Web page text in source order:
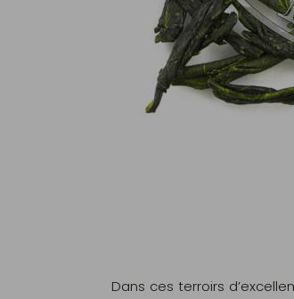
Paiement en ligne 100%
Dans ces terroirs